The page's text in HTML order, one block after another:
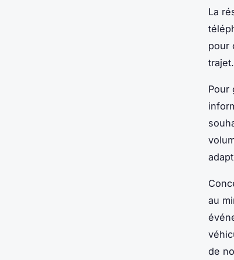
La
pour
trajet.
Pour
au
de